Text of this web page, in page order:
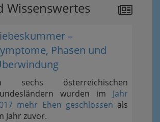
Wissenswertes
–
Phasen und
sechs österreichischen
wurden im Jahr
mehr Ehen geschlossen als
Jahr zuvor.